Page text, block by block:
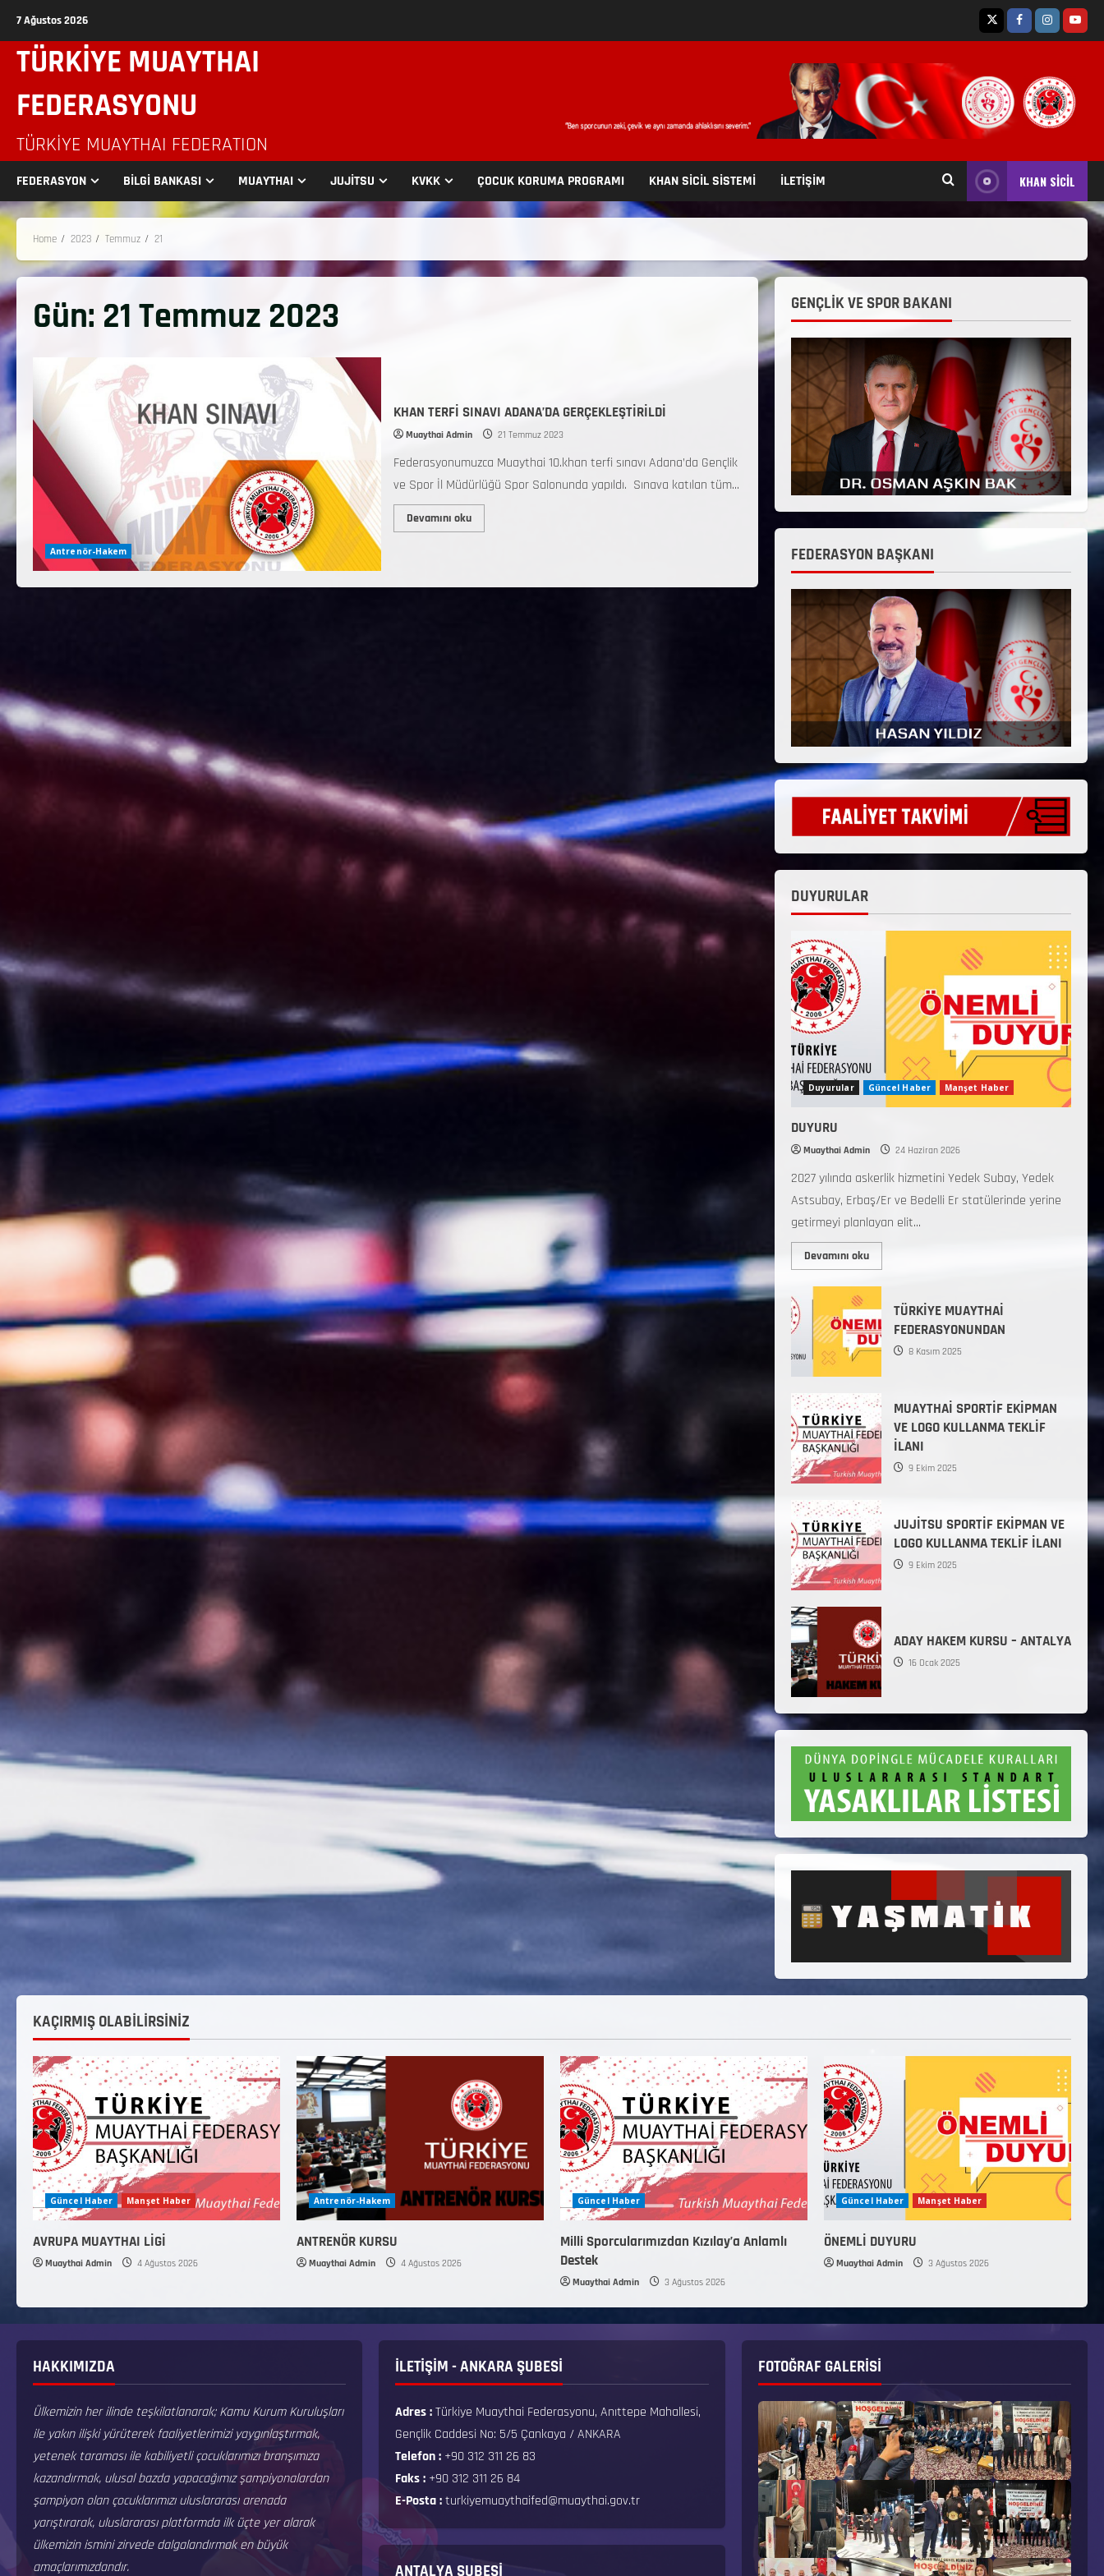
7 Ağustos 2026
TÜRKİYE MUAYTHAI
FEDERASYONU
TÜRKIYE MUAYTHAI FEDERATION
FEDERASYON BİLGİ BANKASI MUAYTHAI JUJİTSU KVKK ÇOCUK KORUMA PROGRAMI KHAN SİCİL SİSTEMİ İLETİŞİM KHAN SİCİL
Home 2023 Temmuz 21
Gün: 21 Temmuz 2023
Antrenör-Hakem
KHAN TERFİ SINAVI ADANA’DA GERÇEKLEŞTİRİLDİ
Muaythai Admin 21 Temmuz 2023
Federasyonumuzca Muaythai 10.khan terfi sınavı Adana’da Gençlik
ve Spor İl Müdürlüğü Spor Salonunda yapıldı. Sınava katılan tüm...
Devamını oku
GENÇLİK VE SPOR BAKANI
FEDERASYON BAŞKANI
DUYURULAR
Duyurular Güncel Haber Manşet Haber
DUYURU
Muaythai Admin 24 Haziran 2026
2027 yılında askerlik hizmetini Yedek Subay, Yedek
Astsubay, Erbaş/Er ve Bedelli Er statülerinde yerine
getirmeyi planlayan elit...
Devamını oku
TÜRKİYE MUAYTHAİ
FEDERASYONUNDAN
8 Kasım 2025
MUAYTHAİ SPORTİF EKİPMAN
VE LOGO KULLANMA TEKLİF
İLANI
9 Ekim 2025
JUJİTSU SPORTİF EKİPMAN VE
LOGO KULLANMA TEKLİF İLANI
9 Ekim 2025
ADAY HAKEM KURSU – ANTALYA
16 Ocak 2025
KAÇIRMIŞ OLABİLİRSİNİZ
Güncel Haber Manşet Haber
AVRUPA MUAYTHAI LİGİ
Muaythai Admin 4 Ağustos 2026
Antrenör-Hakem
ANTRENÖR KURSU
Muaythai Admin 4 Ağustos 2026
Güncel Haber
Milli Sporcularımızdan Kızılay’a Anlamlı
Destek
Muaythai Admin 3 Ağustos 2026
Güncel Haber Manşet Haber
ÖNEMLİ DUYURU
Muaythai Admin 3 Ağustos 2026
HAKKIMIZDA
Ülkemizin her ilinde teşkilatlanarak; Kamu Kurum Kuruluşları
ile yakın ilişki yürüterek faaliyetlerimizi yaygınlaştırmak,
yetenek taraması ile kabiliyetli çocuklarımızı branşımıza
kazandırmak, ulusal bazda yapacağımız şampiyonalardan
şampiyon olan çocuklarımızı uluslararası arenada
yarıştırarak, uluslararası platformda ilk üçte yer alarak
ülkemizin ismini zirvede dalgalandırmak en büyük
amaçlarımızdandır.
İLETİŞİM - ANKARA ŞUBESİ
Adres :Türkiye Muaythai Federasyonu, Anıttepe Mahallesi,
Gençlik Caddesi No: 5/5 Çankaya / ANKARA
Telefon : +90 312 311 26 83
Faks : +90 312 311 26 84
E-Posta :turkiyemuaythaifed@muaythai.gov.tr
ANTALYA ŞUBESİ
FOTOĞRAF GALERISI